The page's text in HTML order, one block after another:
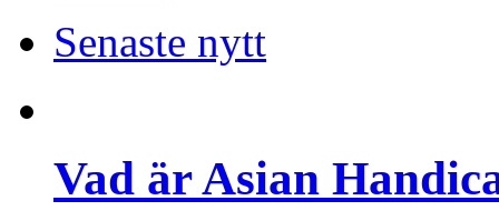
Senaste nytt
Vad är Asian